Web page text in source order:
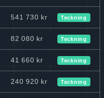
541 730 kr Teckning
82 080 kr Teckning
41 660 kr Teckning
240 920 kr Teckning